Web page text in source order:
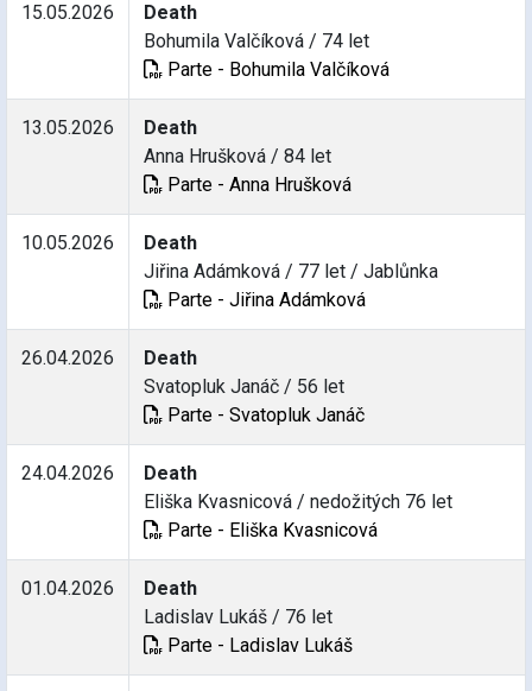
15.05.2026
Death
Bohumila Valčíková / 74 let
Parte - Bohumila Valčíková
13.05.2026
Death
Anna Hrušková / 84 let
Parte - Anna Hrušková
10.05.2026
Death
Jiřina Adámková / 77 let / Jablůnka
Parte - Jiřina Adámková
26.04.2026
Death
Svatopluk Janáč / 56 let
Parte - Svatopluk Janáč
24.04.2026
Death
Eliška Kvasnicová / nedožitých 76 let
Parte - Eliška Kvasnicová
01.04.2026
Death
Ladislav Lukáš / 76 let
Parte - Ladislav Lukáš